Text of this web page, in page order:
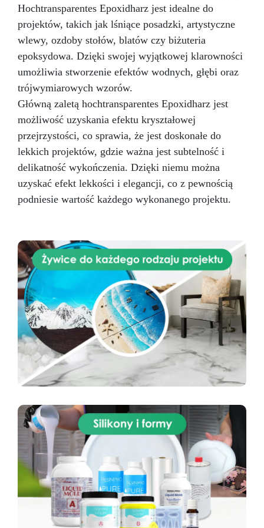
fabryczne podłogi epoksydowe – domowe
podłogi epoksydowe 3D – kwasoodporne
podłogi epoksydowe Zastosowanie: –
garażowe podłogi epoksydowe, fabryczne
podłogi epoksydowe, domowe podłogi
epoksydowe 3D, podłogi biurowe,
kwasoodporne podłogi epoksydowe; – dzieła
sztuki, tworzenie obiektów artystycznych
(obrazy, panele, itp.) techniką “fluid-art”; –
pokrycie powierzchni, przedmiotów i mebli, by
kolor nabrał głębi i blasku; – betonowe blaty
kuchenne; – tworzenie efektu 3D między innymi
na wydrukach, zdjęciach i obrazach; –
utrwalanie wypełniaczy (elementy dekoracyjne,
szkło, kamień, kwarc, itd.) – stworzenie idealnie
przezroczystej warstwy ochronnej na Twoich
Hochtransparentes Epoxidharz jest idealne do
projektów, takich jak lśniące posadzki, artystyczne
wlewy, ozdoby stołów, blatów czy biżuteria
epoksydowa. Dzięki swojej wyjątkowej klarowności
umożliwia stworzenie efektów wodnych, głębi oraz
trójwymiarowych wzorów.
Główną zaletą hochtransparentes Epoxidharz jest
możliwość uzyskania efektu kryształowej
przejrzystości, co sprawia, że jest doskonałe do
lekkich projektów, gdzie ważna jest subtelność i
delikatność wykończenia. Dzięki niemu można
uzyskać efekt lekkości i elegancji, co z pewnością
podniesie wartość każdego wykonanego projektu.